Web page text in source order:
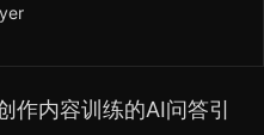
作内容训练的AI问答引